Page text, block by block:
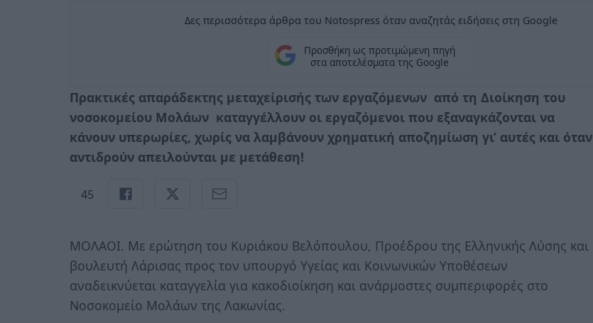
Δες περισσότερα άρθρα του Notospress όταν αναζητάς ειδήσεις στη Google
Προσθήκη ως προτιμώμενη πηγή
στα αποτελέσματα της Google
Πρακτικές απαράδεκτης μεταχείρισής των εργαζόμενων από τη Διοίκηση του
νοσοκομείου Μολάων καταγγέλλουν οι εργαζόμενοι που εξαναγκάζονται να
κάνουν υπερωρίες, χωρίς να λαμβάνουν χρηματική αποζημίωση γι’ αυτές και όταν
αντιδρούν απειλούνται με μετάθεση!
45
ΜΟΛΑΟΙ. Με ερώτηση του Κυριάκου Βελόπουλου, Προέδρου της Ελληνικής Λύσης και
βουλευτή Λάρισας προς τον υπουργό Υγείας και Κοινωνικών Υποθέσεων
αναδεικνύεται καταγγελία για κακοδιοίκηση και ανάρμοστες συμπεριφορές στο
Νοσοκομείο Μολάων της Λακωνίας.